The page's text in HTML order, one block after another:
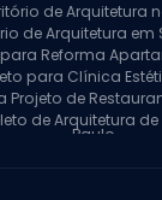
de Arquitetura
de Arquitetura em
Reforma
para Clínica
Projeto de
de Arquitetura de
Paulo